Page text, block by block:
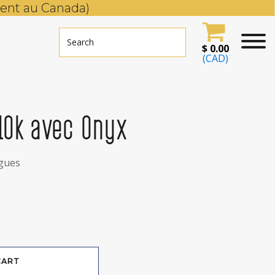
au Canada)
$0.00
(CAD)
avec Onyx